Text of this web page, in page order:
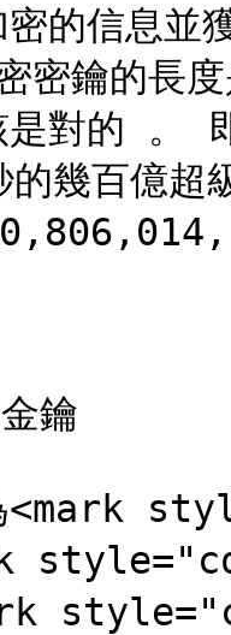
的信息並
密鑰的
是對的 。
幾百億超
鑰
<mark